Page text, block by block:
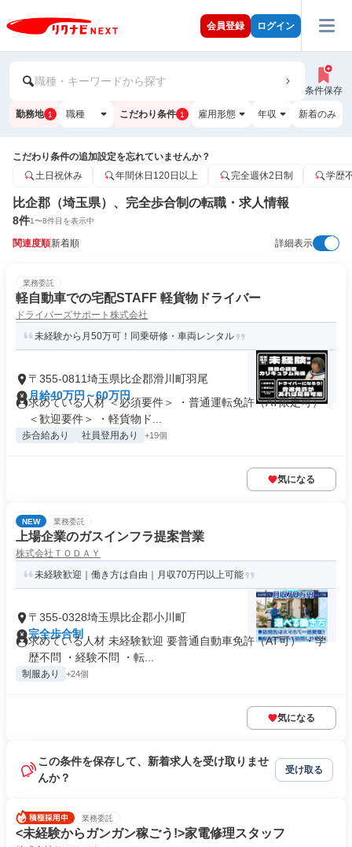
会員登録 ログイン
職種・キーワードから探す
条件保存
勤務地 1 職種 こだわり条件 1 雇用形態 年収 新着のみ
こだわり条件の追加設定を忘れていませんか？
土日祝休み
年間休日120日以上 完全週休2日制 学歴
比企郡（埼玉県）、完全歩合制の転職・求人情報
8件1〜8件目を表示中
関連度順新着順 詳細表示
業務委託
軽自動車での宅配STAFF 軽貨物ドライバー
ドライバーズサポート株式会社
未経験から月50万可！同乗研修・車両レンタル
〒355-0811埼玉県比企郡滑川町羽尾
月給40万円～60万円
求めている人材 ＜必須要件＞ ・普通運転免許（AT限定可）
＜歓迎要件＞ ・軽貨物ド...
歩合給あり 社員登用あり +19個
気になる
NEW 業務委託
上場企業のガスインフラ提案営業
株式会社ＴＯＤＡＹ
未経験歓迎｜働き方は自由｜月収70万円以上可能
〒355-0328埼玉県比企郡小川町
完全歩合制
求めている人材 未経験歓迎 要普通自動車免許（AT可） ・学
歴不問 ・経験不問 ・転...
制服あり +24個
気になる
この条件を保存して、新着求人を受け取りませ
んか？
受け取る
業務委託
<未経験からガンガン稼ごう!>家電修理スタッフ